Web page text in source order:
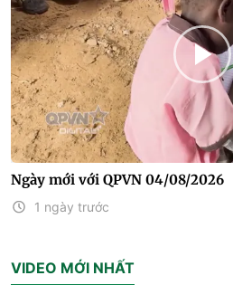
Ngày mới với QPVN 04/08/2026
1 ngày trước
VIDEO MỚI NHẤT